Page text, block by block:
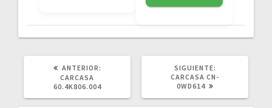
ANTERIOR:
CARCASA
60.4K806.004
SIGUIENTE:
POST:
CARCASA CN-
0WD614